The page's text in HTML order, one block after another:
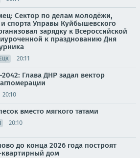
Сектор по делам молодёжи,
спорта Управы Куйбышевского
зарядку к Всероссийской
к празднованию Дня
20:11
Глава ДНР задал вектор
20:10
вместо мягкого татами
20:10
до конца 2026 года построят
дом